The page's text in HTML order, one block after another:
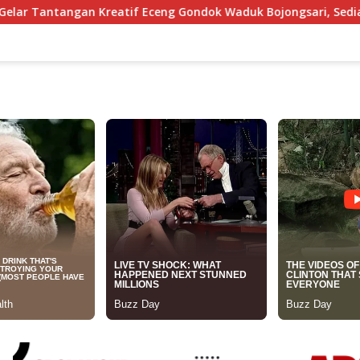
Eceng Gondok Waduk Bojongsari, Sediakan Hadiah Rp10